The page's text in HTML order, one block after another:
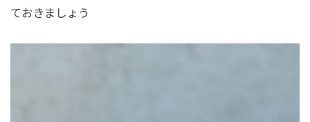
ておきましょう